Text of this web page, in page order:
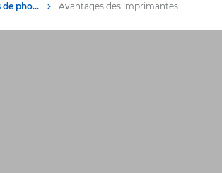
Conseils et techniques de photographie et d'impression Avantages des imprimantes MegaTank